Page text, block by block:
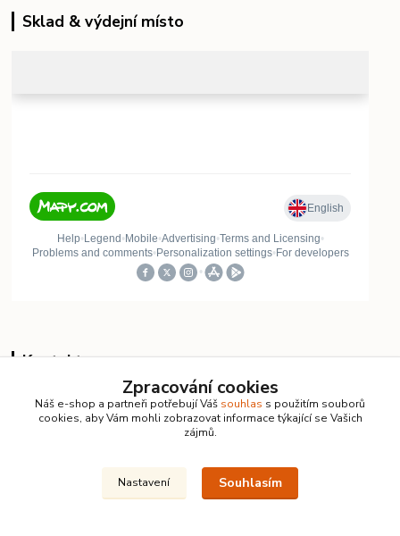
Sklad & výdejní místo
Kontakty
Vlastimil Koucký
+420 732 422 729
Zpracování cookies
Náš e-shop a partneři potřebují Váš souhlas s použitím souborů
cookies, aby Vám mohli zobrazovat informace týkající se Vašich
zájmů.
Nastavení Souhlasím